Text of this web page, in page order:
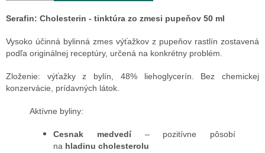
Serafin: Cholesterin - tinktúra zo zmesi pupeňov 50 ml
Vysoko účinná bylinná zmes výťažkov z pupeňov rastlín zostavená
podľa originálnej receptúry, určená na konkrétny problém.
Zloženie: výťažky z bylín, 48% liehoglycerín. Bez chemickej
konzervácie, prídavných látok.
Aktívne byliny:
Cesnak medvedí– pozitívne pôsobí
na hladinu cholesterolu